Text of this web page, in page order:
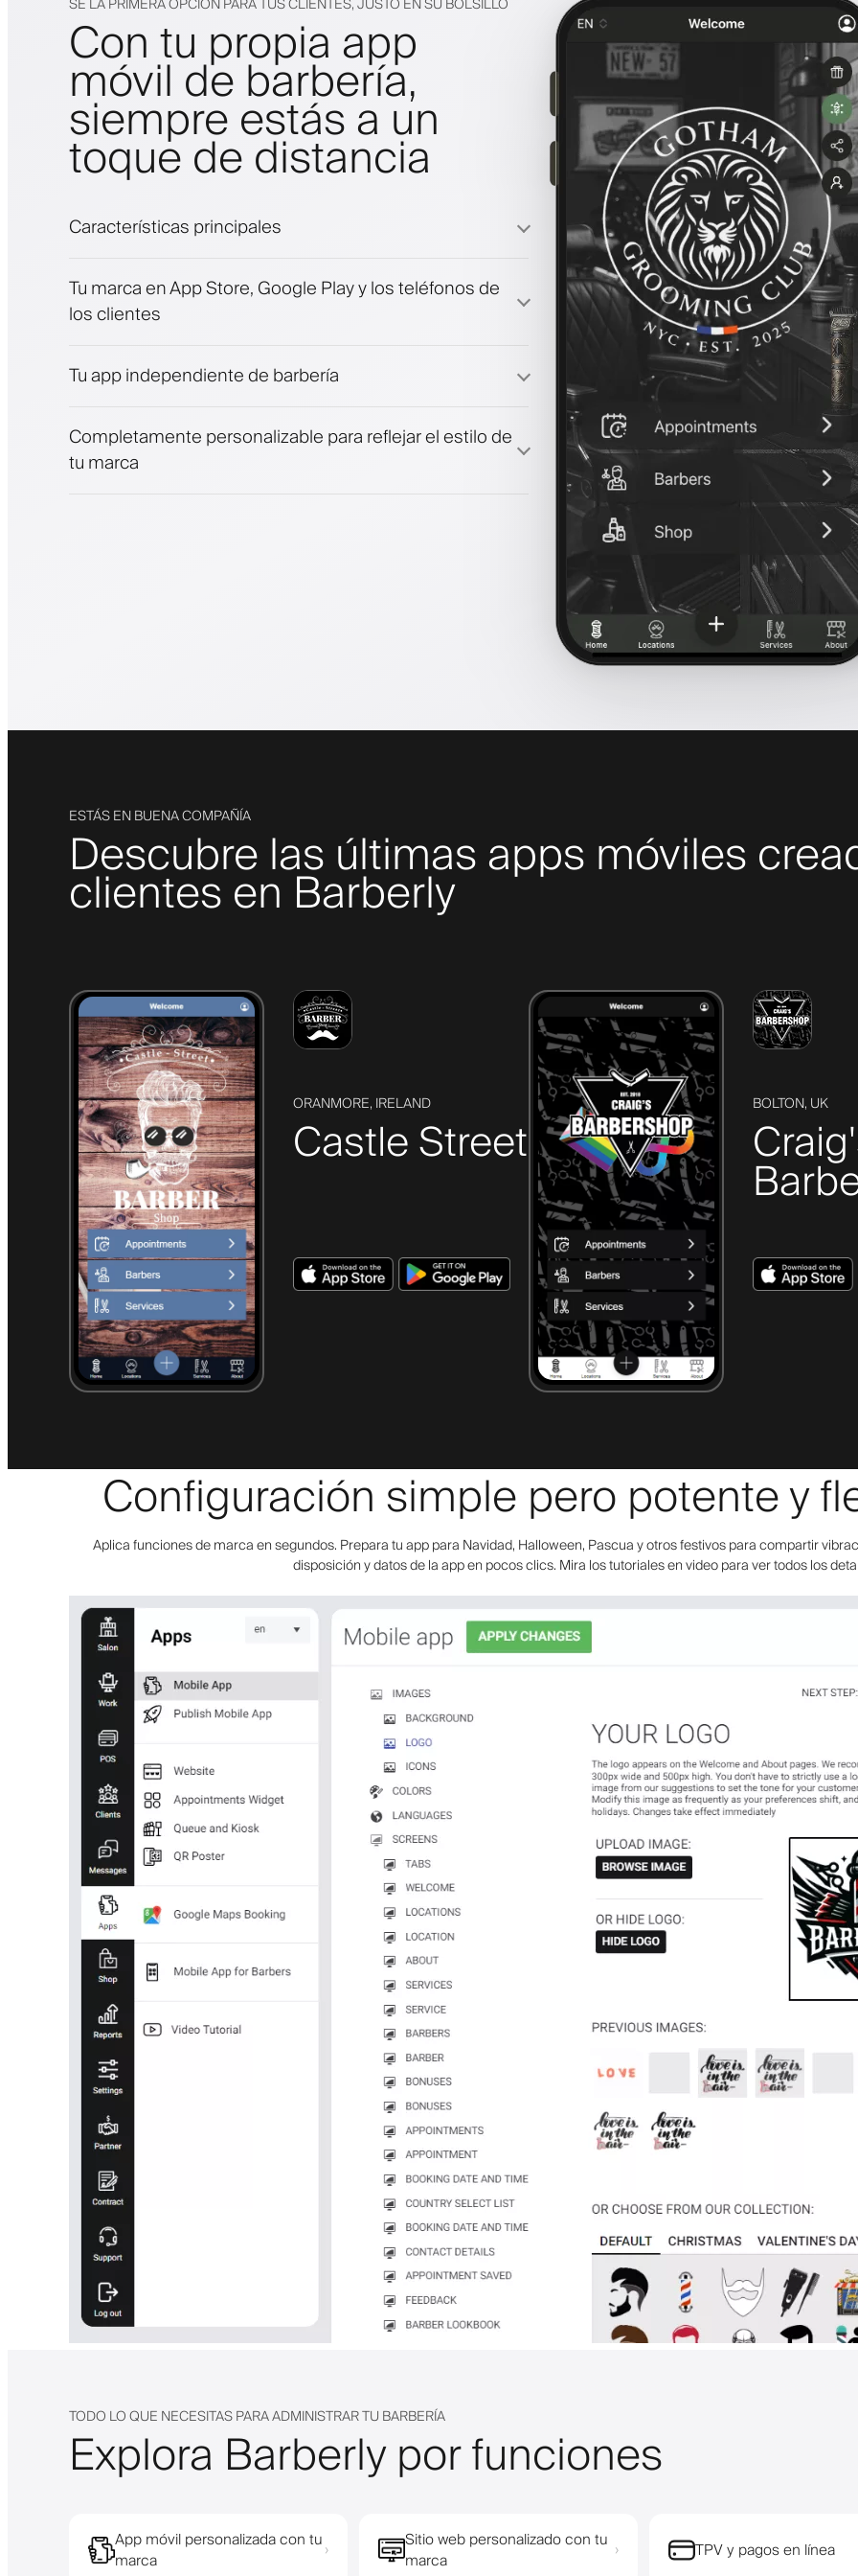
Con tu propia app
móvil de barbería,
siempre estás a un
toque de distancia
Características principales
Pagos, depósito de seguridad
Vende productos de belleza
Tu marca en App Store, Google Play y los teléfonos de
los clientes
Tu app independiente de barbería
Completamente personalizable para reflejar el estilo de
tu marca
ESTÁS EN BUENA COMPAÑÍA
Descubre las últimas apps móviles
clientes en Barberly
ORANMORE, IRELAND
Castle Street
BOLTON, UK
Configuración simple pero potente y
Aplica funciones de marca en segundos. Prepara tu app para Navidad, Halloween, Pascua y otros festivos para compartir
disposición y datos de la app en pocos clics. Mira los tutoriales en video para ver todos los
TODO LO QUE NECESITAS PARA ADMINISTRAR TU BARBERÍA
Explora Barberly por funciones
App móvil personalizada con tu
marca
›
Sitio web personalizado con tu
marca
› TPV y pagos en línea